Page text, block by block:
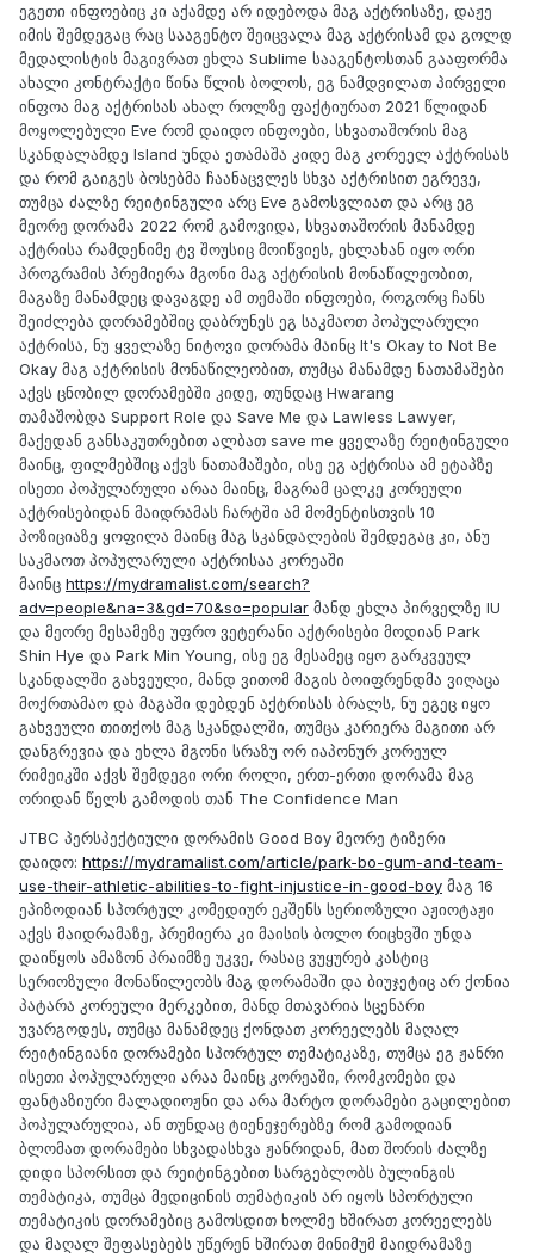
ეგეთი ინფოებიც კი აქამდე არ იდებოდა მაგ აქტრისაზე, დაჟე
იმის შემდეგაც რაც სააგენტო შეიცვალა მაგ აქტრისამ და გოლდ
მედალისტის მაგივრათ ეხლა Sublime სააგენტოსთან გააფორმა
ახალი კონტრაქტი წინა წლის ბოლოს, ეგ ნამდვილათ პირველი
ინფოა მაგ აქტრისას ახალ როლზე ფაქტიურათ 2021 წლიდან
მოყოლებული Eve რომ დაიდო ინფოები, სხვათაშორის მაგ
სკანდალამდე Island უნდა ეთამაშა კიდე მაგ კორეელ აქტრისას
და რომ გაიგეს ბოსებმა ჩაანაცვლეს სხვა აქტრისით ეგრევე,
თუმცა ძალზე რეიტინგული არც Eve გამოსვლიათ და არც ეგ
მეორე დორამა 2022 რომ გამოვიდა, სხვათაშორის მანამდე
აქტრისა რამდენიმე ტვ შოუსიც მოიწვიეს, ეხლახან იყო ორი
პროგრამის პრემიერა მგონი მაგ აქტრისის მონაწილეობით,
მაგაზე მანამდეც დავაგდე ამ თემაში ინფოები, როგორც ჩანს
შეიძლება დორამებშიც დაბრუნეს ეგ საკმაოთ პოპულარული
აქტრისა, ნუ ყველაზე ნიტოვი დორამა მაინც It's Okay to Not Be
Okay მაგ აქტრისის მონაწილეობით, თუმცა მანამდე ნათამაშები
აქვს ცნობილ დორამებში კიდე, თუნდაც Hwarang
თამაშობდა Support Role და Save Me და Lawless Lawyer,
მაქედან განსაკუთრებით ალბათ save me ყველაზე რეიტინგული
მაინც, ფილმებშიც აქვს ნათამაშები, ისე ეგ აქტრისა ამ ეტაპზე
ისეთი პოპულარული არაა მაინც, მაგრამ ცალკე კორეული
აქტრისებიდან მაიდრამას ჩარტში ამ მომენტისთვის 10
პოზიციაზე ყოფილა მაინც მაგ სკანდალების შემდეგაც კი, ანუ
საკმაოთ პოპულარული აქტრისაა კორეაში
მაინც https://mydramalist.com/search?
adv=people&na=3&gd=70&so=popular მანდ ეხლა პირველზე IU
და მეორე მესამეზე უფრო ვეტერანი აქტრისები მოდიან Park
Shin Hye და Park Min Young, ისე ეგ მესამეც იყო გარკვეულ
სკანდალში გახვეული, მანდ ვითომ მაგის ბოიფრენდმა ვიღაცა
მოქრთამაო და მაგაში დებდენ აქტრისას ბრალს, ნუ ეგეც იყო
გახვეული თითქოს მაგ სკანდალში, თუმცა კარიერა მაგითი არ
დანგრევია და ეხლა მგონი სრაზუ ორ იაპონურ კორეულ
რიმეიკში აქვს შემდეგი ორი როლი, ერთ-ერთი დორამა მაგ
ორიდან წელს გამოდის თან The Confidence Man
JTBC პერსპექტიული დორამის Good Boy მეორე ტიზერი
დაიდო: https://mydramalist.com/article/park-bo-gum-and-team-
use-their-athletic-abilities-to-fight-injustice-in-good-boy მაგ 16
ეპიზოდიან სპორტულ კომედიურ ეკშენს სერიოზული აჟიოტაჟი
აქვს მაიდრამაზე, პრემიერა კი მაისის ბოლო რიცხვში უნდა
დაიწყოს ამაზონ პრაიმზე უკვე, რასაც ვუყურებ კასტიც
სერიოზული მონაწილეობს მაგ დორამაში და ბიუჯეტიც არ ქონია
პატარა კორეული მერკებით, მანდ მთავარია სცენარი
უვარგოდეს, თუმცა მანამდეც ქონდათ კორეელებს მაღალ
რეიტინგიანი დორამები სპორტულ თემატიკაზე, თუმცა ეგ ჟანრი
ისეთი პოპულარული არაა მაინც კორეაში, რომკომები და
ფანტაზიური მალადიოჟნი და არა მარტო დორამები გაცილებით
პოპულარულია, ან თუნდაც ტიენეჯერებზე რომ გამოდიან
ბლომათ დორამები სხვადასხვა ჟანრიდან, მათ შორის ძალზე
დიდი სპორსით და რეიტინგებით სარგებლობს ბულინგის
თემატიკა, თუმცა მედიცინის თემატიკის არ იყოს სპორტული
თემატიკის დორამებიც გამოსდით ხოლმე ხშირათ კორეელებს
და მაღალ შეფასებებს უწერენ ხშირათ მინიმუმ მაიდრამაზე